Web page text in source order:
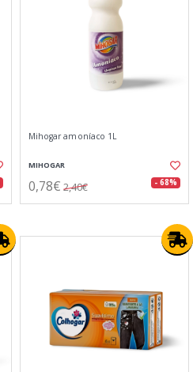
Mihogar amoníaco 1L
MIHOGAR
0,78€ 2,40€ - 68%